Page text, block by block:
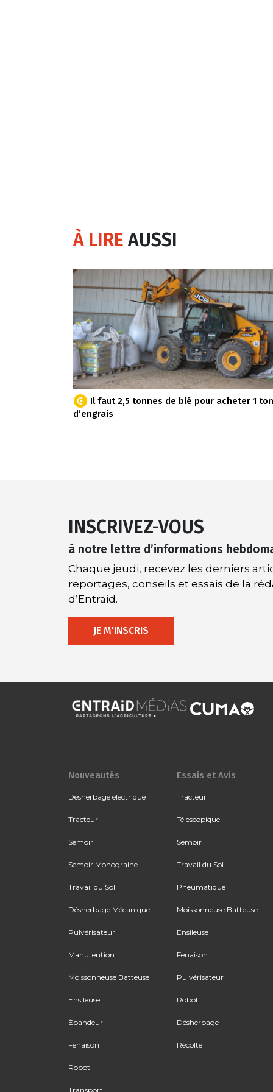
À LIREAUSSI
Il faut 2,5 tonnes de blé pour acheter 1
d’engrais
INSCRIVEZ-VOUS
à notre lettre d’informations
Chaque jeudi, recevez les derniers
reportages, conseils et essais de la
d’Entraid.
JE M'INSCRIS
Nouveautés
Désherbage électrique
Tracteur
Semoir
Semoir Monograine
Travail du Sol
Désherbage Mécanique
Pulvérisateur
Manutention
Moissonneuse Batteuse
Ensileuse
Épandeur
Fenaison
Robot
Transport
Essais et Avis
Tracteur
Télescopique
Semoir
Travail du Sol
Pneumatique
Moissonneuse Batteuse
Ensileuse
Fenaison
Pulvérisateur
Robot
Désherbage
Récolte